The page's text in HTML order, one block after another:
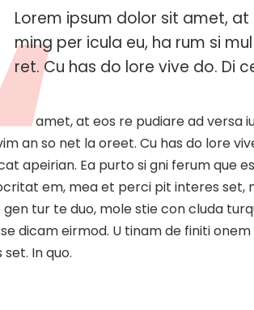
Lorem ipsum dolor sit amet,
ming per icula eu, ha rum si
ret. Cu has do lore vive do. Di
sit amet, at eos re pudiare ad versa
an so net la oreet. Cu has do lore
apeirian. Ea purto si gni ferum que
em, mea et perci pit interes set,
gen tur te duo, mole stie con cluda
dicam eirmod. U tinam de finiti
In quo.